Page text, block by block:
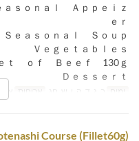
ｓｏｎａｌ Ａｐｐｅｉｚ
ｅｒ
Ｓｅａｓｏｎａｌ Ｓｏｕｐ
Ｖｅｇｅｔａｂｌｅｓ
ｅｔ ｏｆ Ｂｅｅｆ 130ｇ
Ｄｅｓｓｅｒｔ
ימים ב, ג, ד, ה, ו, ש, חג ארוחות
Course (Fillet60g)